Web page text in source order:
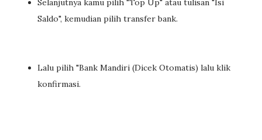
Selanjutnya kamu pilih "Top Up" atau tulisan "Isi
Saldo", kemudian pilih transfer bank.
Lalu pilih "Bank Mandiri (Dicek Otomatis) lalu klik
konfirmasi.